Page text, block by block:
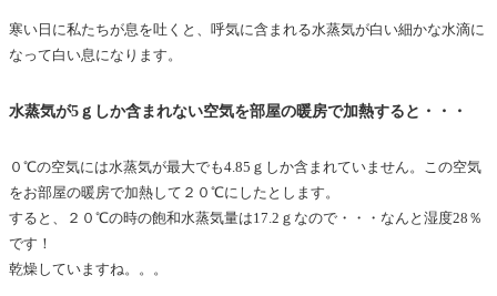
寒い日に私たちが息を吐くと、呼気に含まれる水蒸気が白い細かな水滴に
なって白い息になります。
水蒸気が5ｇしか含まれない空気を部屋の暖房で加熱すると・・・
０℃の空気には水蒸気が最大でも4.85ｇしか含まれていません。この空気
をお部屋の暖房で加熱して２０℃にしたとします。
すると、２０℃の時の飽和水蒸気量は17.2ｇなので・・・なんと湿度28％
です！
乾燥していますね。。。